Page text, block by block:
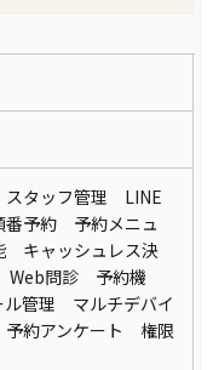
タッフ管理 LINE
予約 予約メニュ
キャッシュレス決
問診 予約機
管理 マルチデバイ
約アンケート 権限